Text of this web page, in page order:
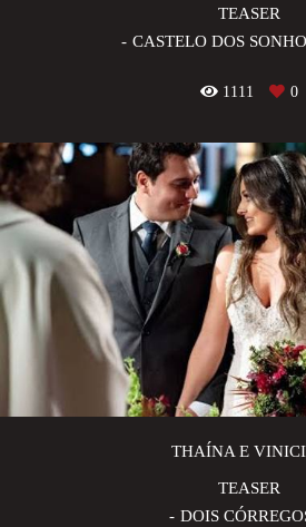
TEASER
CASTELO DOS
1111 0
THAÍNA E
TEASER
DOIS